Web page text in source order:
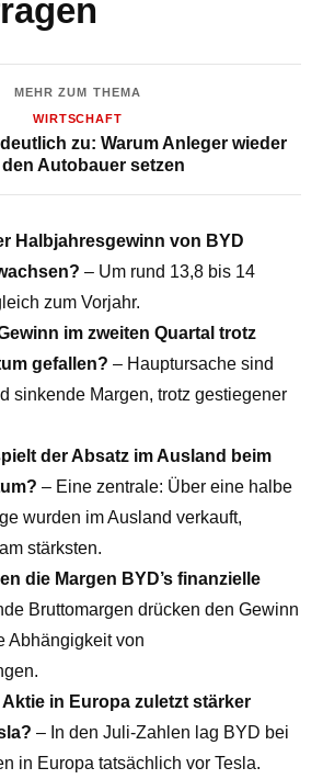
MEHR ZUM THEMA
WIRTSCHAFT
zu: Warum Anleger wieder
Autobauer setzen
Halbjahresgewinn von BYD
– Um rund 13,8 bis 14
zum Vorjahr.
im zweiten Quartal trotz
gefallen? – Hauptursache sind
sinkende Margen, trotz gestiegener
der Absatz im Ausland beim
– Eine zentrale: Über eine halbe
wurden im Ausland verkauft,
stärksten.
die Margen BYD’s finanzielle
Bruttomargen drücken den Gewinn
Abhängigkeit von
Aktie in Europa zuletzt stärker
– In den Juli-Zahlen lag BYD bei
in Europa tatsächlich vor Tesla.